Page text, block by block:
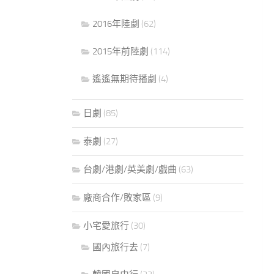
2016年陸劇 (62)
2015年前陸劇 (114)
遙遙無期待播劇 (4)
日劇 (85)
泰劇 (27)
台劇/港劇/英美劇/戲曲 (63)
廠商合作/敗家區 (9)
小宅愛旅行 (30)
國內旅行去 (7)